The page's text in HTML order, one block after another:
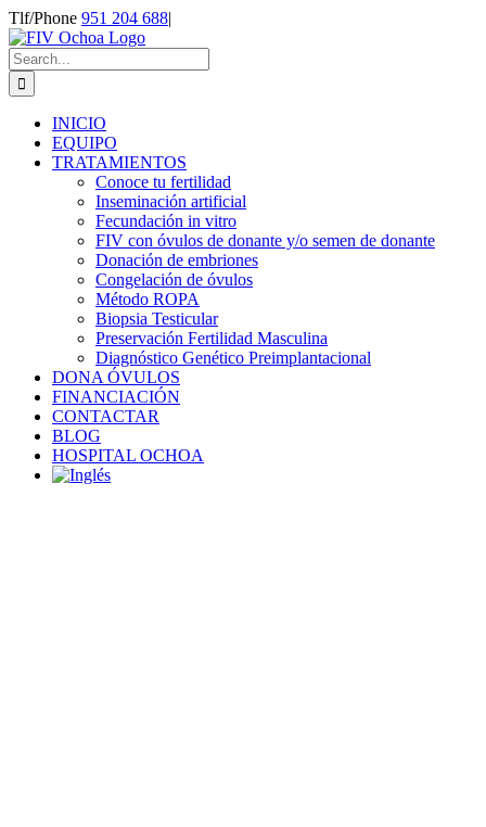
Skip
to
content
Tlf/Phone 951 204 688|
Search
for:
INICIO
EQUIPO
TRATAMIENTOS
Conoce tu fertilidad
Inseminación artificial
Fecundación in vitro
FIV con óvulos de donante y/o semen de donante
Donación de embriones
Congelación de óvulos
Método ROPA
Biopsia Testicular
Preservación Fertilidad Masculina
Diagnóstico Genético Preimplantacional
DONA ÓVULOS
FINANCIACIÓN
CONTACTAR
BLOG
HOSPITAL OCHOA